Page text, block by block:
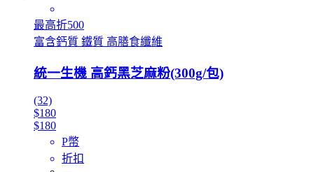
最高折500
富含鈣質 鐵質 高膳食纖維
統一生機 高鈣黑芝麻粉(300g/包)
(32)
$180
$180
P幣
折扣